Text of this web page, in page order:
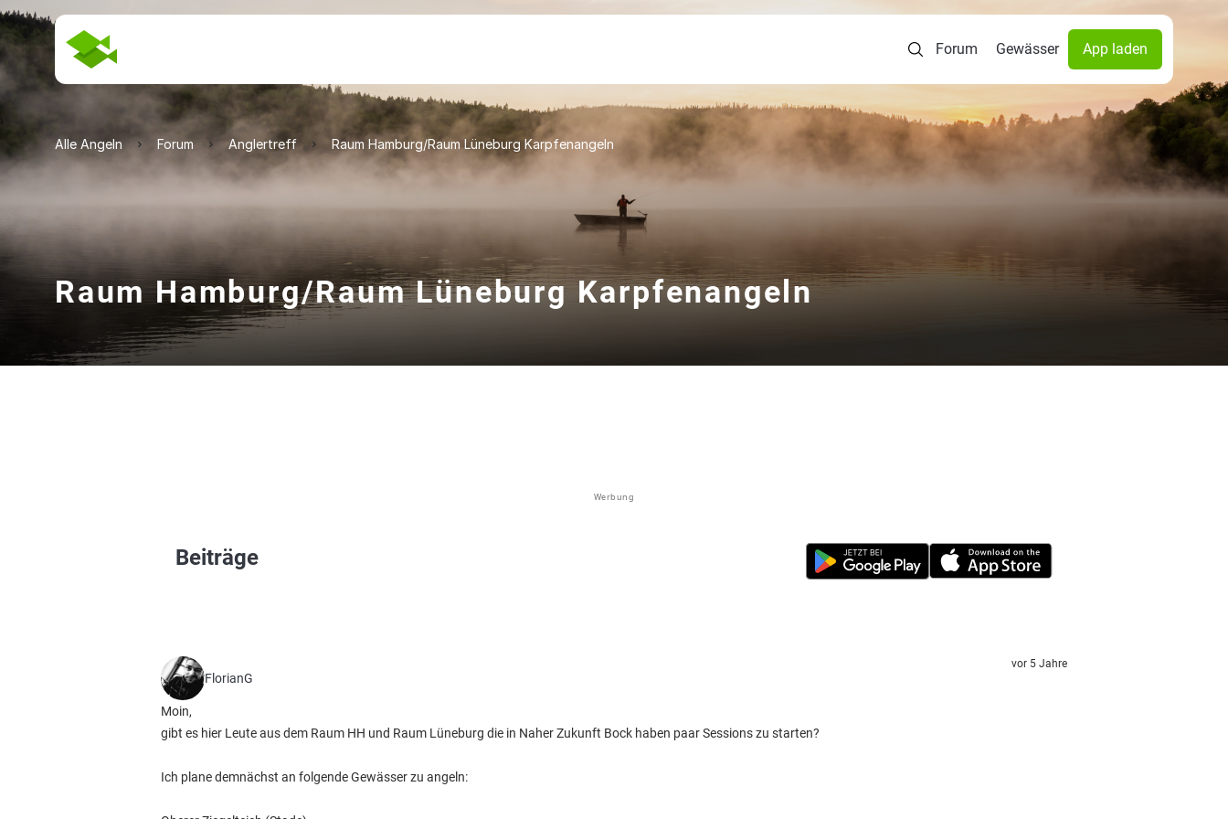
Forum Gewässer App laden
Alle Angeln Forum Anglertreff Raum Hamburg/Raum Lüneburg Karpfenangeln
Raum Hamburg/Raum Lüneburg Karpfenangeln
Werbung
Beiträge
FlorianG
Moin,
gibt es hier Leute aus dem Raum HH und Raum Lüneburg die in Naher Zukunft Bock haben paar Sessions zu starten?
Ich plane demnächst an folgende Gewässer zu angeln:
vor 5 Jahre